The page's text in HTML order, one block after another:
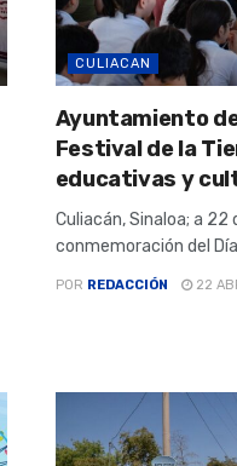
CULIACAN
Ayuntamiento
Festival de la
educativas y
Culiacán, Sinaloa; a
conmemoración del
POR REDACCIÓN 22